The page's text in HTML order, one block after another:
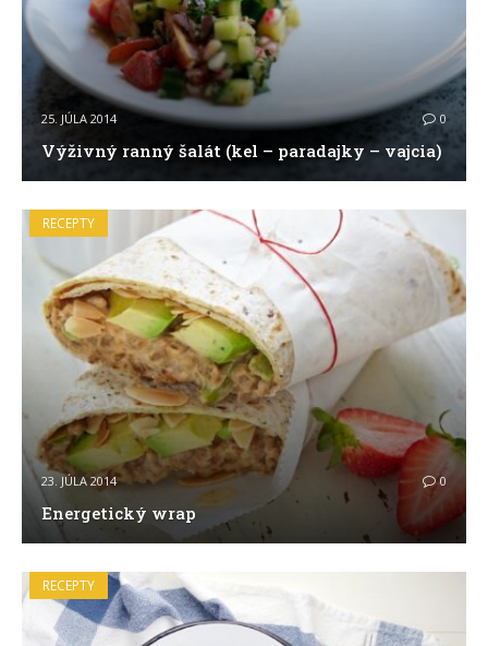
25. JÚLA 2014 0
Výživný ranný šalát (kel – paradajky – vajcia)
RECEPTY
23. JÚLA 2014 0
Energetický wrap
RECEPTY